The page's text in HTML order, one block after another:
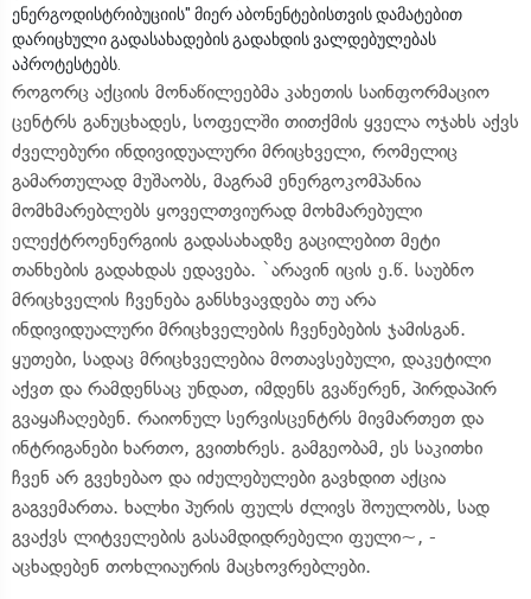
ენერგოდისტრიბუციის" მიერ აბონენტებისთვის დამატებით
დარიცხული გადასახადების გადახდის ვალდებულებას
აპროტესტებს.
როგორც აქციის მონაწილეებმა კახეთის საინფორმაციო
ცენტრს განუცხადეს, სოფელში თითქმის ყველა ოჯახს აქვს
ძველებური ინდივიდუალური მრიცხველი, რომელიც
გამართულად მუშაობს, მაგრამ ენერგოკომპანია
მომხმარებლებს ყოველთვიურად მოხმარებული
ელექტროენერგიის გადასახადზე გაცილებით მეტი
თანხების გადახდას ედავება. `არავინ იცის ე.წ. საუბნო
მრიცხველის ჩვენება განსხვავდება თუ არა
ინდივიდუალური მრიცხველების ჩვენებების ჯამისგან.
ყუთები, სადაც მრიცხველებია მოთავსებული, დაკეტილი
აქვთ და რამდენსაც უნდათ, იმდენს გვაწერენ, პირდაპირ
გვაყაჩაღებენ. რაიონულ სერვისცენტრს მივმართეთ და
ინტრიგანები ხართო, გვითხრეს. გამგეობამ, ეს საკითხი
ჩვენ არ გვეხებაო და იძულებულები გავხდით აქცია
გაგვემართა. ხალხი პურის ფულს ძლივს შოულობს, სად
გვაქვს ლიტველების გასამდიდრებელი ფული~, -
აცხადებენ თოხლიაურის მაცხოვრებლები.